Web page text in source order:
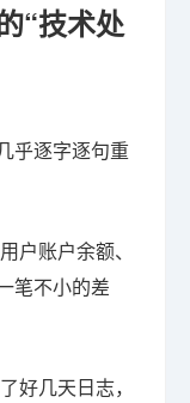
“技术处
乎逐字逐句重
户账户余额、
笔不小的差
好几天日志，